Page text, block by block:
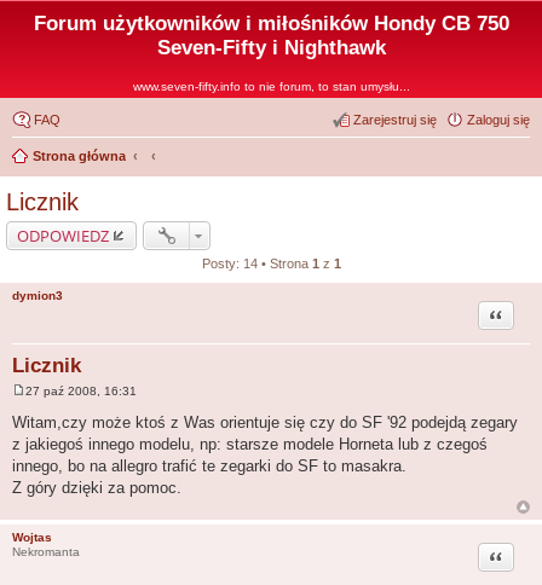
Forum użytkowników i miłośników Hondy CB 750
Seven-Fifty i Nighthawk
www.seven-fifty.info to nie forum, to stan umysłu...
FAQ Zaloguj się
Zarejestruj się
Strona główna
Licznik
ODPOWIEDZ
Posty: 14 • Strona 1 z 1
dymion3
Licznik
Cytuj
o
s
t
27 paź 2008, 16:31
Witam,czy może ktoś z Was orientuje się czy do SF '92 podejdą zegary
z jakiegoś innego modelu, np: starsze modele Horneta lub z czegoś
innego, bo na allegro trafić te zegarki do SF to masakra.
Z góry dzięki za pomoc.
Wojtas
Nekromanta
Cytuj